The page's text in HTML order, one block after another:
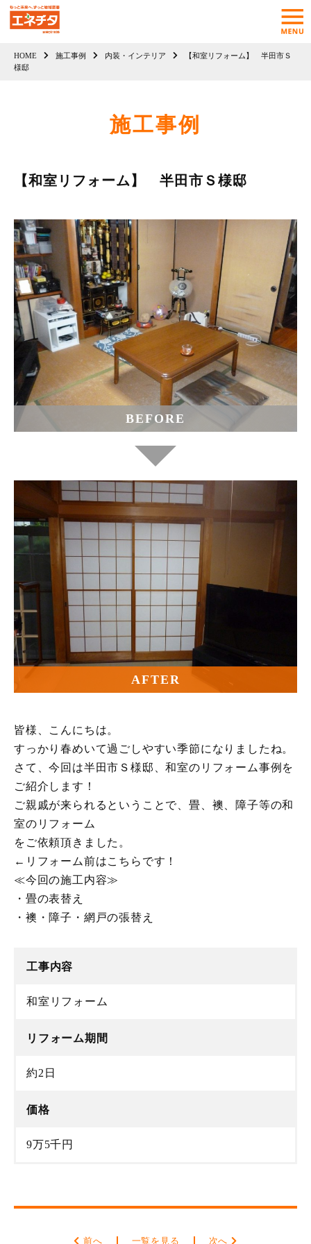
HOME 施工事例 内装・インテリア
【和室リフォーム】 半田市Ｓ
様邸
施工事例
【和室リフォーム】 半田市Ｓ様邸
BEFORE
AFTER
皆様、こんにちは。
すっかり春めいて過ごしやすい季節になりましたね。
さて、今回は半田市Ｓ様邸、和室のリフォーム事例を
ご紹介します！
ご親戚が来られるということで、畳、襖、障子等の和
室のリフォーム
をご依頼頂きました。
←リフォーム前はこちらです！
≪今回の施工内容≫
・畳の表替え
・襖・障子・網戸の張替え
工事内容
和室リフォーム
リフォーム期間
約2日
価格
9万5千円
前へ 一覧を見る 次へ